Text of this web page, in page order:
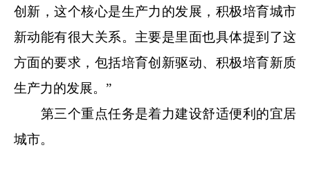
创新，这个核心是生产力的发展，积极培育城市
新动能有很大关系。主要是里面也具体提到了这
方面的要求，包括培育创新驱动、积极培育新质
生产力的发展。”
第三个重点任务是着力建设舒适便利的宜居
城市。